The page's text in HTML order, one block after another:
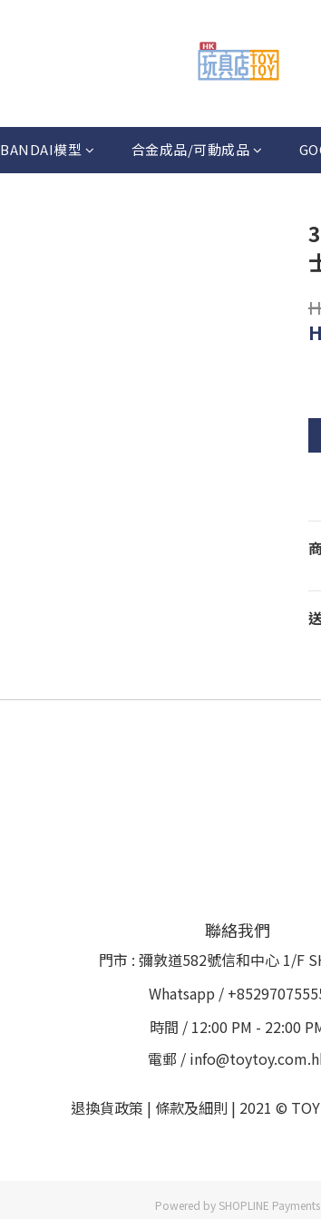
BANDAI模型 合金成品/可動成品
聯絡我們
門市 : 彌敦道582號信和中心 1/F
Whatsapp /
時間 / 12:00 PM - 22:00
電郵 /
退換貨政策 | 條款及細則 | 2021 ©
Powered by SHOPLINE Payments